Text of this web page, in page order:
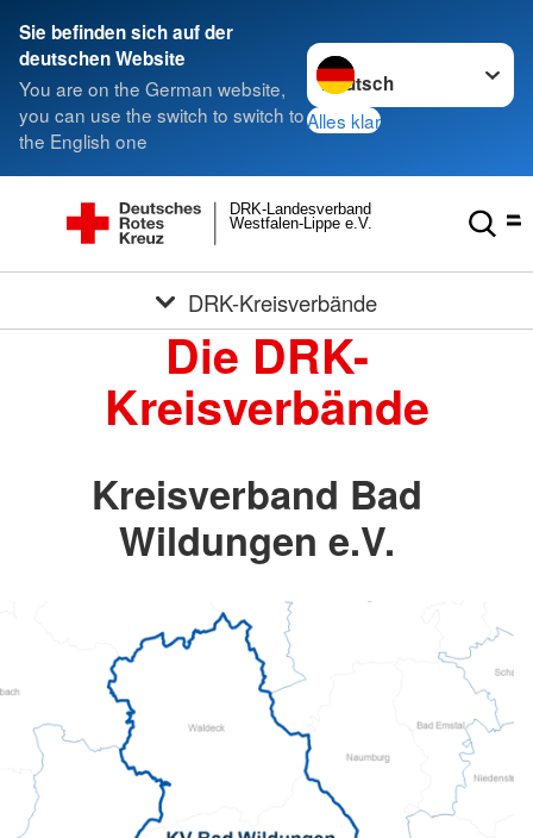
Sie befinden sich auf der
deutschen Website
You are on the German website,
you can use the switch to switch to
the English one
Sprache wechseln zu
Alles klar
Westfalen-Lippe e.V.
DRK-Landesverband
DRK-Kreisverbände
Die DRK-
Kreisverbände
Kreisverband Bad
Wildungen e.V.